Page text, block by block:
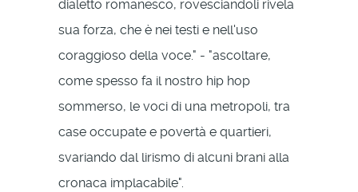
dialetto romanesco, rovesciandoli rivela
sua forza, che è nei testi e nell'uso
coraggioso della voce." - "ascoltare,
come spesso fa il nostro hip hop
sommerso, le voci di una metropoli, tra
case occupate e povertà e quartieri,
svariando dal lirismo di alcuni brani alla
cronaca implacabile".